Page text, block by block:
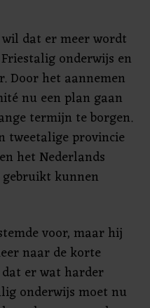
dat er meer wordt
onderwijs en
Door het aannemen
nu een plan gaan
termijn te borgen.
tweetalige provincie
het Nederlands
kunnen
voor, maar hij
naar de korte
er wat harder
onderwijs moet nu